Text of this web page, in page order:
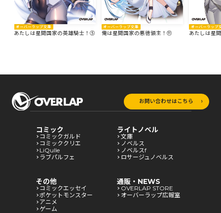
オーバーラップ文庫
あたしは星間国家の英雄騎士！⑤
オーバーラップ文庫
俺は星間国家の悪徳領主！⑪
オーバーラップ
あたしは星
お問い合わせはこちら
コミック
コミックガルド
コミッククリエ
LiQulle
ラブパルフェ
ライトノベル
文庫
ノベルス
ノベルスf
ロサージュノベルス
その他
コミックエッセイ
ポケットモンスター
アニメ
ゲーム
通販・NEWS
OVERLAP STORE
オーバーラップ広報室